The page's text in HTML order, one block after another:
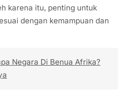
karena itu, penting untuk
dengan kemampuan dan
Negara Di Benua Afrika?